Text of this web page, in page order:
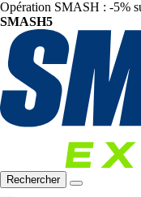
Opération SMASH : -5%
SMASH5
Rechercher